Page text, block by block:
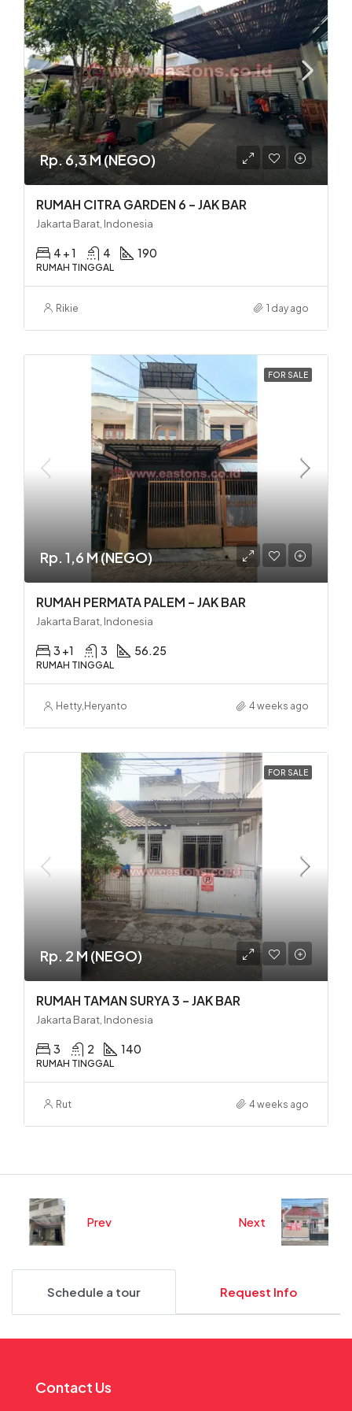
Rp. 6,3 M (NEGO)
RUMAH CITRA GARDEN 6 – JAK BAR
Jakarta Barat, Indonesia
4 + 1 4 190
RUMAH TINGGAL
Rikie 1 day ago
FOR SALE
Rp. 1,6 M (NEGO)
RUMAH PERMATA PALEM – JAK BAR
Jakarta Barat, Indonesia
3 +1 3 56.25
RUMAH TINGGAL
Hetty, Heryanto 4 weeks ago
FOR SALE
Rp. 2 M (NEGO)
RUMAH TAMAN SURYA 3 – JAK BAR
Jakarta Barat, Indonesia
3 2 140
RUMAH TINGGAL
Rut 4 weeks ago
Prev Next
Schedule a tour Request Info
Contact Us